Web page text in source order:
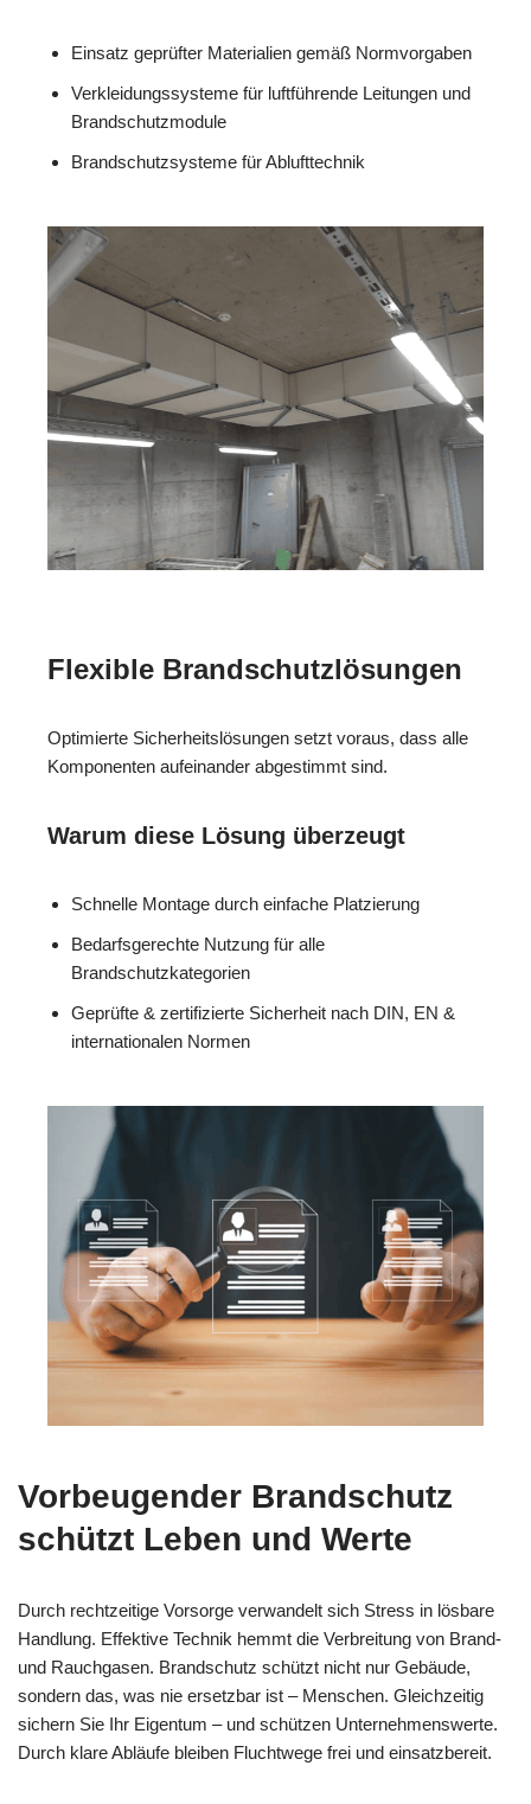
Einsatz geprüfter Materialien gemäß Normvorgaben
Verkleidungssysteme für luftführende Leitungen und
Brandschutzmodule
Brandschutzsysteme für Ablufttechnik
Flexible Brandschutzlösungen
Optimierte Sicherheitslösungen setzt voraus, dass alle
Komponenten aufeinander abgestimmt sind.
Warum diese Lösung überzeugt
Schnelle Montage durch einfache Platzierung
Bedarfsgerechte Nutzung für alle
Brandschutzkategorien
Geprüfte & zertifizierte Sicherheit nach DIN, EN &
internationalen Normen
Vorbeugender Brandschutz
schützt Leben und Werte
Durch rechtzeitige Vorsorge verwandelt sich Stress in lösbare
Handlung. Effektive Technik hemmt die Verbreitung von Brand-
und Rauchgasen. Brandschutz schützt nicht nur Gebäude,
sondern das, was nie ersetzbar ist – Menschen. Gleichzeitig
sichern Sie Ihr Eigentum – und schützen Unternehmenswerte.
Durch klare Abläufe bleiben Fluchtwege frei und einsatzbereit.